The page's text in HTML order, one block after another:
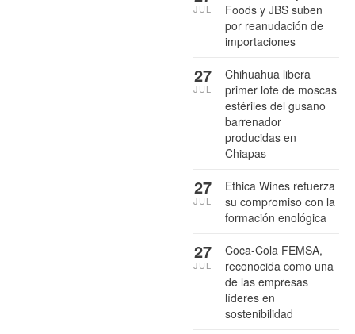
Foods y JBS suben
por reanudación de
importaciones
JUL
Chihuahua libera
primer lote de moscas
estériles del gusano
barrenador
producidas en
Chiapas
27
JUL
Ethica Wines refuerza
su compromiso con la
formación enológica
27
JUL
Coca-Cola FEMSA,
reconocida como una
de las empresas
líderes en
sostenibilidad
27
JUL